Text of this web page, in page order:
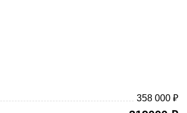
358 000 ₽